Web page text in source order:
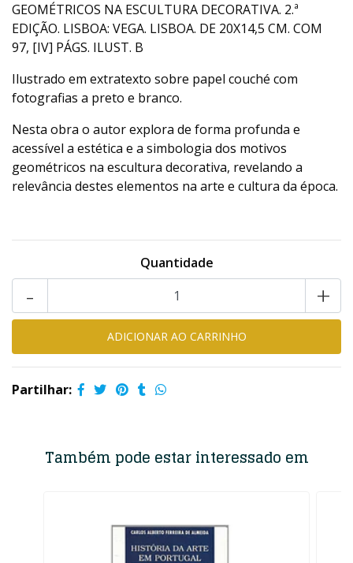
GEOMÉTRICOS NA ESCULTURA DECORATIVA. 2.ª
EDIÇÃO. LISBOA: VEGA. LISBOA. DE 20X14,5 CM. COM
97, [IV] PÁGS. ILUST. B
Ilustrado em extratexto sobre papel couché com
fotografias a preto e branco.
Nesta obra o autor explora de forma profunda e
acessível a estética e a simbologia dos motivos
geométricos na escultura decorativa, revelando a
relevância destes elementos na arte e cultura da época.
Quantidade
+
-
Partilhar:
Também pode estar interessado em